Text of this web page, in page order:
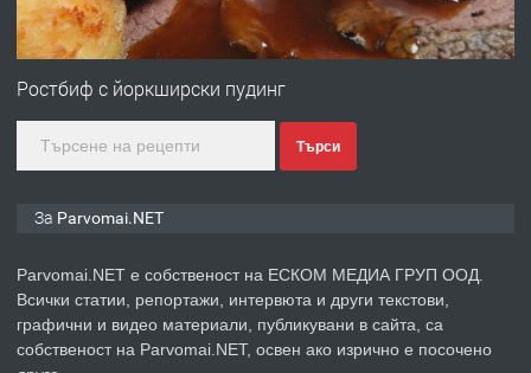
ПРЕДЛАГА
Първи поход "По стъпките на Ангел
преди 1 година
ПРЕДЛАГА Уроци по Математика
Ростбиф с йоркширски пудинг
Търси
За Parvomai.NET
Parvomai.NET е собственост на ЕСКОМ МЕДИА ГРУП ООД.
Всички статии, репортажи, интервюта и други текстови,
графични и видео материали, публикувани в сайта, са
собственост на Parvomai.NET, освен ако изрично е посочено